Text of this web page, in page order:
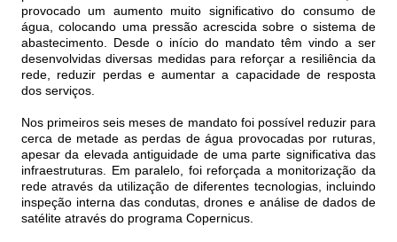
provocado um aumento muito significativo do consumo de
água, colocando uma pressão acrescida sobre o sistema de
abastecimento. Desde o início do mandato têm vindo a ser
desenvolvidas diversas medidas para reforçar a resiliência da
rede, reduzir perdas e aumentar a capacidade de resposta
dos serviços.
Nos primeiros seis meses de mandato foi possível reduzir para
cerca de metade as perdas de água provocadas por ruturas,
apesar da elevada antiguidade de uma parte significativa das
infraestruturas. Em paralelo, foi reforçada a monitorização da
rede através da utilização de diferentes tecnologias, incluindo
inspeção interna das condutas, drones e análise de dados de
satélite através do programa Copernicus.